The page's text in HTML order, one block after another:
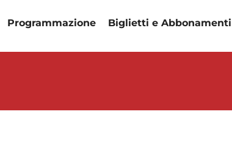
Programmazione Biglietti e Abbonamenti